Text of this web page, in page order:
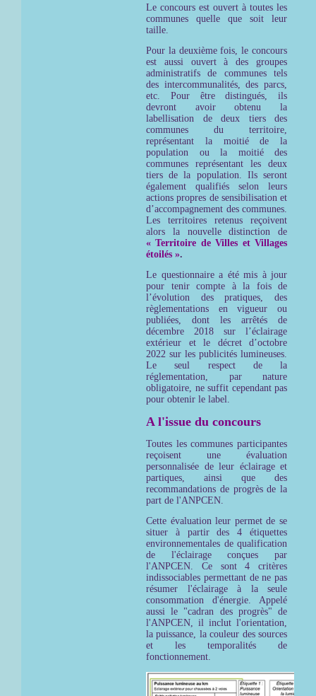
Le concours est ouvert à toutes les
communes quelle que soit leur
taille.
Pour la deuxième fois, le concours
est aussi ouvert à des groupes
administratifs de communes tels
des intercommunalités, des parcs,
etc. Pour être distingués, ils
devront avoir obtenu la
labellisation de deux tiers des
communes du territoire,
représentant la moitié de la
population ou la moitié des
communes représentant les deux
tiers de la population. Ils seront
également qualifiés selon leurs
actions propres de sensibilisation et
d’accompagnement des communes.
Les territoires retenus reçoivent
alors la nouvelle distinction de
« Territoire de Villes et Villages
étoilés ».
Le questionnaire a été mis à jour
pour tenir compte à la fois de
l’évolution des pratiques, des
règlementations en vigueur ou
publiées, dont les arrêtés de
décembre 2018 sur l’éclairage
extérieur et le décret d’octobre
2022 sur les publicités lumineuses.
Le seul respect de la
réglementation, par nature
obligatoire, ne suffit cependant pas
pour obtenir le label.
A l'issue du concours
Toutes les communes participantes
reçoisent une évaluation
personnalisée de leur éclairage et
partiques, ainsi que des
recommandations de progrès de la
part de l'ANPCEN.
Cette évaluation leur permet de se
situer à partir des 4 étiquettes
environnementales de qualification
de l'éclairage conçues par
l'ANPCEN. Ce sont 4 critères
indissociables permettant de ne pas
résumer l'éclairage à la seule
consommation d'énergie. Appelé
aussi le "cadran des progrès" de
l'ANPCEN, il inclut l'orientation,
la puissance, la couleur des sources
et les temporalités de
fonctionnement.